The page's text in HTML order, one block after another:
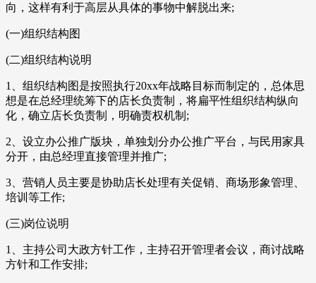
向，这样有利于高层从具体的事物中解脱出来;
(一)组织结构图
(二)组织结构说明
1、组织结构图是按照执行20xx年战略目标而制定的，总体思
想是在总经理统筹下的店长负责制，将扁平性组织结构纵向
化，确立店长负责制，明确责权机制;
2、设立办公推广版块，单独划分办公推广平台，与民用家具
分开，由总经理直接管理并推广;
3、营销人员主要是协助店长处理有关促销、商场形象管理、
培训等工作;
(三)岗位说明
1、主持公司大政方针工作，主持召开管理者会议，商讨战略
方针和工作安排;